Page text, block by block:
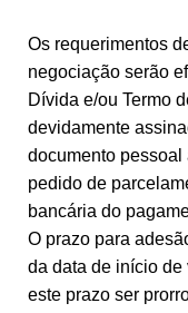
Os requerimentos
negociação serão
Dívida e/ou Termo
devidamente
documento pessoal
pedido de
bancária do
O prazo para
da data de início
este prazo ser